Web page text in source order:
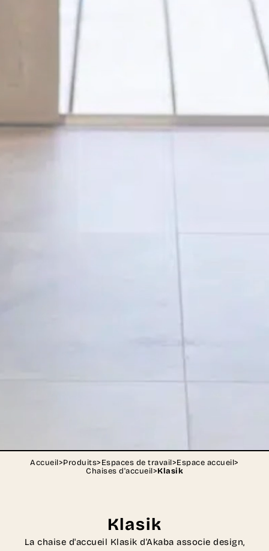
Accueil>Produits>Espaces de travail>Espace accueil>
Chaises d'accueil>Klasik
Klasik
La chaise d'accueil Klasik d'Akaba associe design,